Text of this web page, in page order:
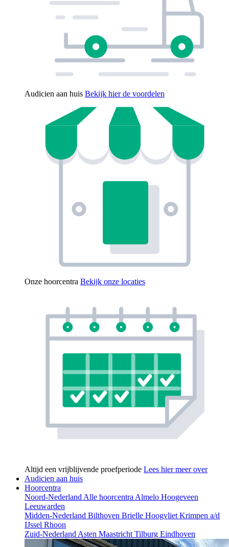
Audicien aan huis Bekijk hier de voordelen
Onze hoorcentra Bekijk onze locaties
Altijd een vrijblijvende proefperiode Lees hier meer over
Audicien aan huis
Hoorcentra
Noord-NederlandAlle hoorcentraAlmelo Hoogeveen
Leeuwarden
Midden-Nederland Bilthoven Brielle HoogvlietKrimpen a/d
IJssel Rhoon
Zuid-NederlandAsten MaastrichtTilburg Eindhoven